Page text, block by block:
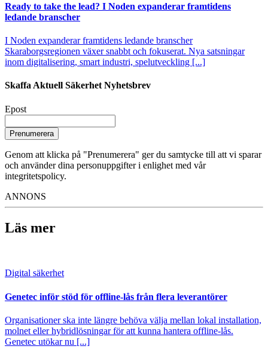
Ready to take the lead? I Noden expanderar framtidens
ledande branscher
I Noden expanderar framtidens ledande branscher
Skaraborgsregionen växer snabbt och fokuserat. Nya satsningar
inom digitalisering, smart industri, spelutveckling [...]
Skaffa Aktuell Säkerhet Nyhetsbrev
Epost
Prenumerera
Genom att klicka på "Prenumerera" ger du samtycke till att vi sparar
och använder dina personuppgifter i enlighet med vår
integritetspolicy.
ANNONS
Läs mer
Digital säkerhet
Genetec inför stöd för offline-lås från flera leverantörer
Organisationer ska inte längre behöva välja mellan lokal installation,
molnet eller hybridlösningar för att kunna hantera offline-lås.
Genetec utökar nu [...]